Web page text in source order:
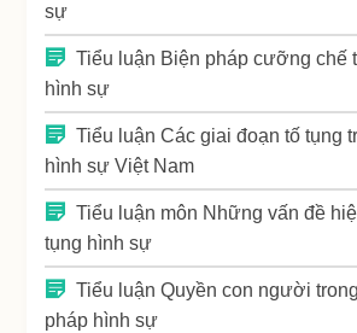
sự
Tiểu luận Biện pháp cưỡng chế
hình sự
Tiểu luận Các giai đoạn tố tụng
hình sự Việt Nam
Tiểu luận môn Những vấn đề
tụng hình sự
Tiểu luận Quyền con người
pháp hình sự